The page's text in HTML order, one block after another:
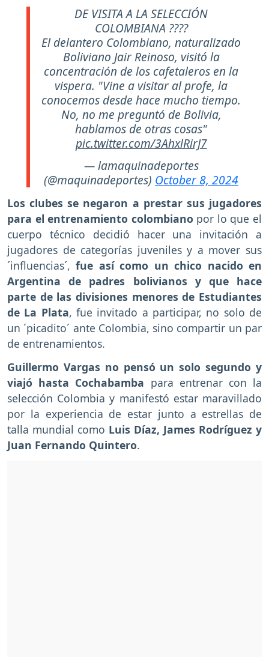
DE VISITA A LA SELECCIÓN
COLOMBIANA ????
El delantero Colombiano, naturalizado
Boliviano Jair Reinoso, visitó la
concentración de los cafetaleros en la
vispera. "Vine a visitar al profe, la
conocemos desde hace mucho tiempo.
No, no me preguntó de Bolivia,
hablamos de otras cosas"
pic.twitter.com/3AhxlRirJ7
— lamaquinadeportes
(@maquinadeportes) October 8, 2024
Los clubes se negaron a prestar sus jugadores
para el entrenamiento colombiano por lo que el
cuerpo técnico decidió hacer una invitación a
jugadores de categorías juveniles y a mover sus
´influencias´,fue así como un chico nacido en
Argentina de padres bolivianos y que hace
parte de las divisiones menores de Estudiantes
de La Plata, fue invitado a participar, no solo de
un ´picadito´ ante Colombia, sino compartir un par
de entrenamientos.
Guillermo Vargas no pensó un solo segundo y
viajó hasta Cochabamba para entrenar con la
selección Colombia y manifestó estar maravillado
por la experiencia de estar junto a estrellas de
talla mundial como Luis Díaz, James Rodríguez y
Juan Fernando Quintero.